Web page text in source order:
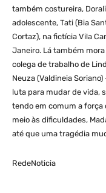
também costureira,
adolescente, Tati (Bia
Cortaz), na fictícia Vila
Janeiro. Lá também
colega de trabalho de
Neuza (Valdineia
luta para mudar de vida,
tendo em comum a
meio às dificuldades,
até que uma tragédia
RedeNoticia